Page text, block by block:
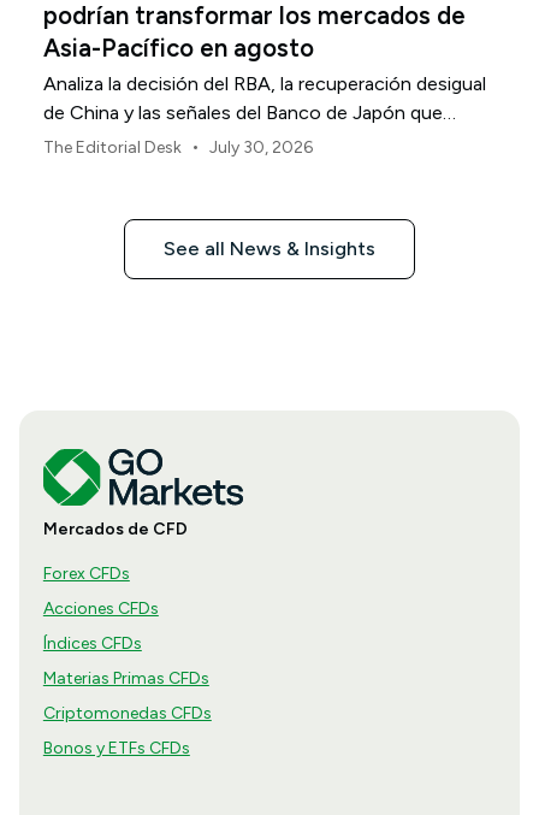
podrían transformar los mercados de
Asia-Pacífico en agosto
Analiza la decisión del RBA, la recuperación desigual
de China y las señales del Banco de Japón que
están definiendo los mercados, las divisas y el riesgo
The Editorial Desk • July 30, 2026
See all News & Insights
Mercados de CFD
Forex CFDs
Acciones CFDs
Índices CFDs
Materias Primas CFDs
Criptomonedas CFDs
Bonos y ETFs CFDs